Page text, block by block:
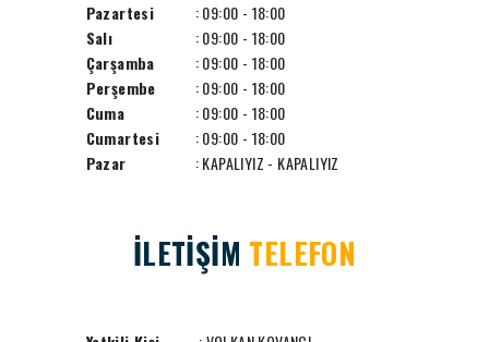
Pazartesi
: 09:00 - 18:00
Salı
: 09:00 - 18:00
Çarşamba
: 09:00 - 18:00
Perşembe
: 09:00 - 18:00
Cuma
: 09:00 - 18:00
Cumartesi
: 09:00 - 18:00
Pazar
: KAPALIYIZ - KAPALIYIZ
İLETİŞİM TELEFON